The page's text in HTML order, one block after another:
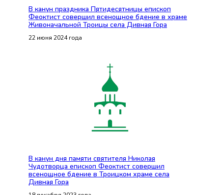
В канун праздника Пятидесятницы епископ
Феоктист совершил всенощное бдение в храме
Живоначальной Троицы села Дивная Гора
22 июня 2024 года
В канун дня памяти святителя Николая
Чудотворца епископ Феоктист совершил
всенощное бдение в Троицком храме села
Дивная Гора